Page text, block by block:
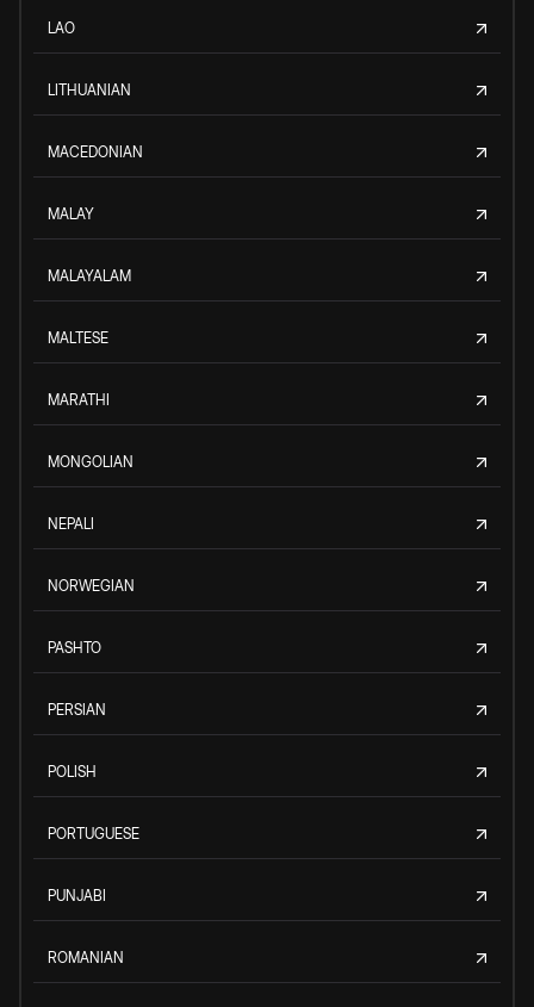
LAO
LITHUANIAN
MACEDONIAN
MALAY
MALAYALAM
MALTESE
MARATHI
MONGOLIAN
NEPALI
NORWEGIAN
PASHTO
PERSIAN
POLISH
PORTUGUESE
PUNJABI
ROMANIAN